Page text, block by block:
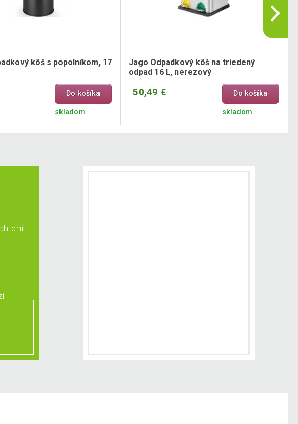
kôš s popolníkom, 17
Do košíka
skladom
Jago Odpadkový kôš na triedený
odpad 16 L, nerezový
50,49 € Do košíka
skladom
dní